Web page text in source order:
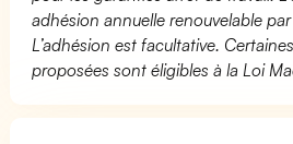
adhésion annuelle renouvelable
L’adhésion est facultative.
proposées sont éligibles à la Loi